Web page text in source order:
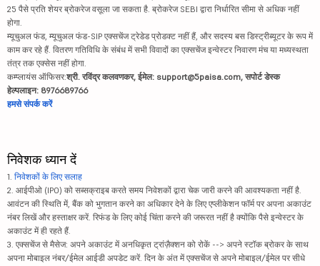
25 पैसे प्रति शेयर ब्रोकरेज वसूला जा सकता है. ब्रोकरेज SEBI द्वारा निर्धारित सीमा से अधिक नहीं
होगा.
म्यूचुअल फंड, म्यूचुअल फंड-SIP एक्सचेंज ट्रेडेड प्रोडक्ट नहीं हैं, और सदस्य बस डिस्ट्रीब्यूटर के रूप में
काम कर रहे हैं. वितरण गतिविधि के संबंध में सभी विवादों का एक्सचेंज इन्वेस्टर निवारण मंच या मध्यस्थता
तंत्र तक एक्सेस नहीं होगा.
कम्प्लायंस ऑफिसर:श्री. रविंद्र कलवणकर, ईमेल: support@5paisa.com, सपोर्ट डेस्क
हेल्पलाइन: 8976689766
हमसे संपर्क करें
निवेशक ध्यान दें
1. निवेशकों के लिए सलाह
2. आईपीओ (IPO) को सब्सक्राइब करते समय निवेशकों द्वारा चेक जारी करने की आवश्यकता नहीं है.
आवंटन की स्थिति में, बैंक को भुगतान करने का अधिकार देने के लिए एप्लीकेशन फॉर्म पर अपना अकाउंट
नंबर लिखें और हस्ताक्षर करें. रिफंड के लिए कोई चिंता करने की जरूरत नहीं है क्योंकि पैसे इन्वेस्टर के
अकाउंट में ही रहते हैं.
3. एक्सचेंज से मैसेज: अपने अकाउंट में अनधिकृत ट्रांज़ैक्शन को रोकें --> अपने स्टॉक ब्रोकर के साथ
अपना मोबाइल नंबर/ईमेल आईडी अपडेट करें. दिन के अंत में एक्सचेंज से अपने मोबाइल/ईमेल पर सीधे